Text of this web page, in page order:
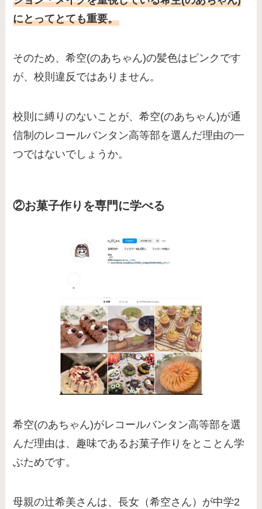
にとってとても重要。
そのため、希空(のあちゃん)の髪色はピンクです
が、校則違反ではありません。
校則に縛りのないことが、希空(のあちゃん)が通
信制のレコールバンタン高等部を選んだ理由の一
つではないでしょうか。
②お菓子作りを専門に学べる
希空(のあちゃん)がレコールバンタン高等部を選
んだ理由は、趣味であるお菓子作りをとことん学
ぶためです。
母親の辻希美さんは、長女（希空さん）が中学2